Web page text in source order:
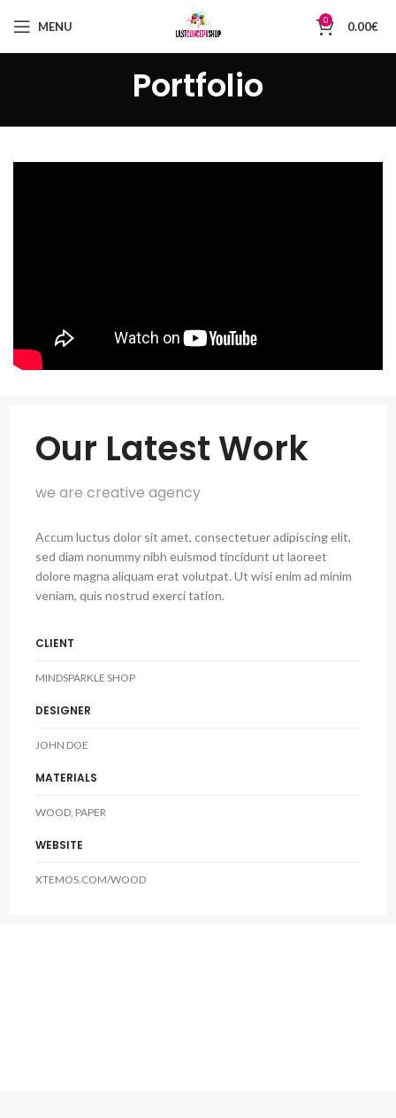
MENU 0 0.00€
Portfolio
Our Latest Work
we are creative agency
Accum luctus dolor sit amet, consectetuer adipiscing elit,
sed diam nonummy nibh euismod tincidunt ut laoreet
dolore magna aliquam erat volutpat. Ut wisi enim ad minim
veniam, quis nostrud exerci tation.
CLIENT
MINDSPARKLE SHOP
DESIGNER
JOHN DOE
MATERIALS
WOOD, PAPER
WEBSITE
XTEMOS.COM/WOOD